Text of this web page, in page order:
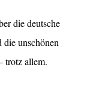
die deutsche
unschönen
trotz allem.